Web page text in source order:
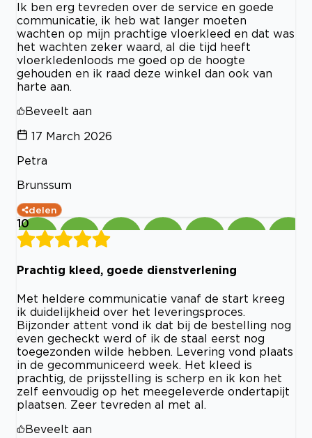
Ik ben erg tevreden over de service en goede
communicatie, ik heb wat langer moeten
wachten op mijn prachtige vloerkleed en dat was
het wachten zeker waard, al die tijd heeft
vloerkledenloods me goed op de hoogte
gehouden en ik raad deze winkel dan ook van
harte aan.
Beveelt aan
17 March 2026
Petra
Brunssum
delen
10
Prachtig kleed, goede dienstverlening
Met heldere communicatie vanaf de start kreeg
ik duidelijkheid over het leveringsproces.
Bijzonder attent vond ik dat bij de bestelling nog
even gecheckt werd of ik de staal eerst nog
toegezonden wilde hebben. Levering vond plaats
in de gecommuniceerd week. Het kleed is
prachtig, de prijsstelling is scherp en ik kon het
zelf eenvoudig op het meegeleverde ondertapijt
plaatsen. Zeer tevreden al met al.
Beveelt aan